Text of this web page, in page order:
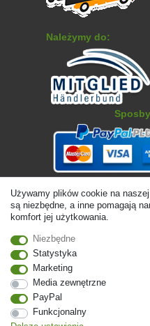
Należymy do:
© Copyright 2026 | Wszelkie
dostaw do Polski!
Używamy plików cookie na
są niezbędne, a inne pomagają
komfort jej użytkowania.
Niezbędne
Statystyka
Marketing
Media zewnętrzne
PayPal
Funkcjonalny